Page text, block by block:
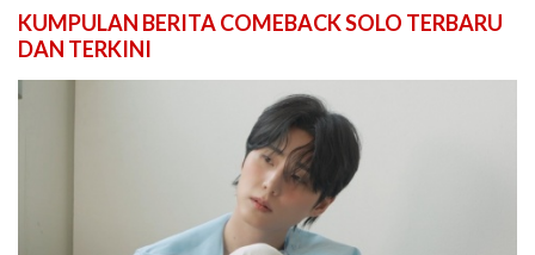
KUMPULAN BERITA COMEBACK SOLO TERBARU
DAN TERKINI